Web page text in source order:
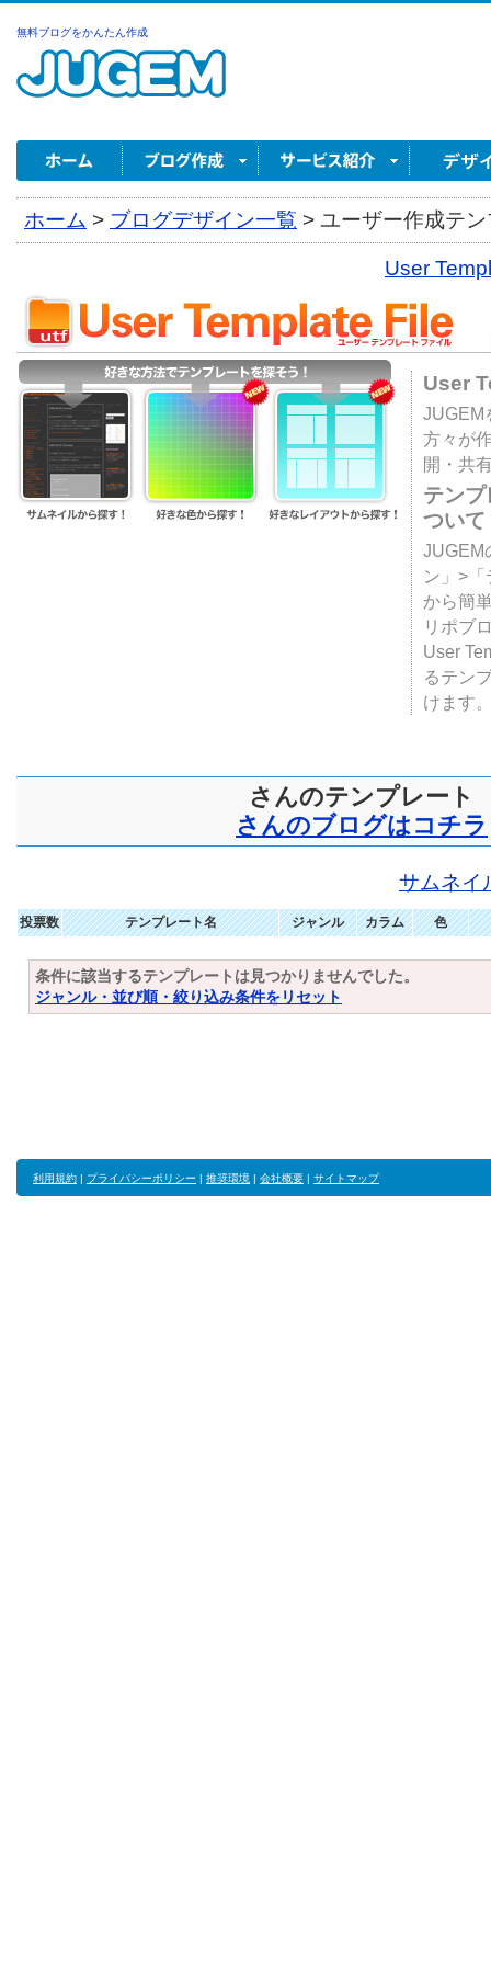
無料ブログをかんたん作成
ホーム > ブログデザイン一覧 > ユーザー作成テ
User
User
JUGEM
方々が
開・共
テン
ついて
JUGEM
ン」>
から簡
リポブ
User
るテン
けます
さんのテンプレート
さんのブログはコチラ
サムネイ
投票数 テンプレート名 ジャンル カラム 色
条件に該当するテンプレートは見つかりませんでした。
ジャンル・並び順・絞り込み条件をリセット
利用規約 | プライバシーポリシー | 推奨環境 | 会社概要 | サイトマップ